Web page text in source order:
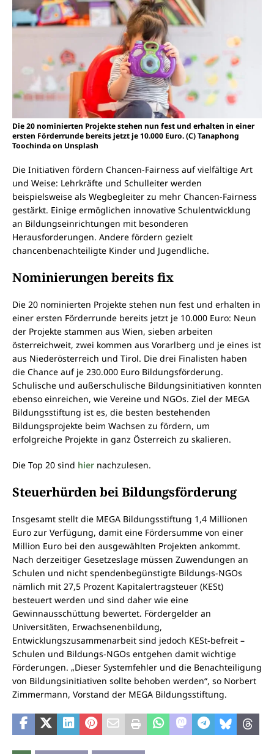
Die 20 nominierten Projekte stehen nun fest und erhalten in einer
ersten Förderrunde bereits jetzt je 10.000 Euro. (C) Tanaphong
Toochinda on Unsplash
Die Initiativen fördern Chancen-Fairness auf vielfältige Art
und Weise: Lehrkräfte und Schulleiter werden
beispielsweise als Wegbegleiter zu mehr Chancen-Fairness
gestärkt. Einige ermöglichen innovative Schulentwicklung
an Bildungseinrichtungen mit besonderen
Herausforderungen. Andere fördern gezielt
chancenbenachteiligte Kinder und Jugendliche.
Nominierungen bereits fix
Die 20 nominierten Projekte stehen nun fest und erhalten in
einer ersten Förderrunde bereits jetzt je 10.000 Euro: Neun
der Projekte stammen aus Wien, sieben arbeiten
österreichweit, zwei kommen aus Vorarlberg und je eines ist
aus Niederösterreich und Tirol. Die drei Finalisten haben
die Chance auf je 230.000 Euro Bildungsförderung.
Schulische und außerschulische Bildungsinitiativen konnten
ebenso einreichen, wie Vereine und NGOs. Ziel der MEGA
Bildungsstiftung ist es, die besten bestehenden
Bildungsprojekte beim Wachsen zu fördern, um
erfolgreiche Projekte in ganz Österreich zu skalieren.
Die Top 20 sind hier nachzulesen.
Steuerhürden bei Bildungsförderung
Insgesamt stellt die MEGA Bildungsstiftung 1,4 Millionen
Euro zur Verfügung, damit eine Fördersumme von einer
Million Euro bei den ausgewählten Projekten ankommt.
Nach derzeitiger Gesetzeslage müssen Zuwendungen an
Schulen und nicht spendenbegünstigte Bildungs-NGOs
nämlich mit 27,5 Prozent Kapitalertragsteuer (KESt)
besteuert werden und sind daher wie eine
Gewinnausschüttung bewertet. Fördergelder an
Universitäten, Erwachsenenbildung,
Entwicklungszusammenarbeit sind jedoch KESt-befreit –
Schulen und Bildungs-NGOs entgehen damit wichtige
Förderungen. „Dieser Systemfehler und die Benachteiligung
von Bildungsinitiativen sollte behoben werden“, so Norbert
Zimmermann, Vorstand der MEGA Bildungsstiftung.